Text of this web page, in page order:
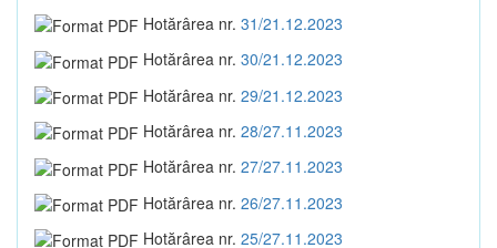
Hotărârea nr. 31/21.12.2023
Hotărârea nr. 30/21.12.2023
Hotărârea nr. 29/21.12.2023
Hotărârea nr. 28/27.11.2023
Hotărârea nr. 27/27.11.2023
Hotărârea nr. 26/27.11.2023
Hotărârea nr. 25/27.11.2023